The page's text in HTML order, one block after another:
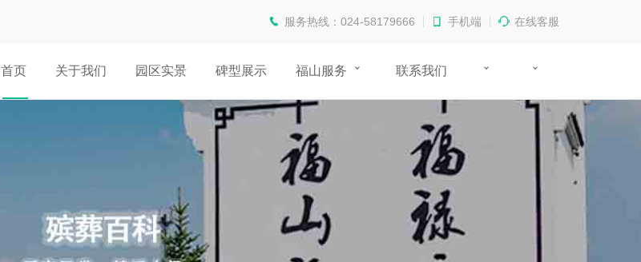
服务热线：024-58179666 手机端 在线客服
首页 关于我们 园区实景 碑型展示 福山服务 联系我们